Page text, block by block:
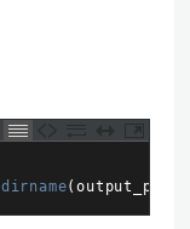
dirname(output_path